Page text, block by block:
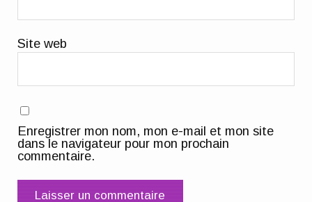
Site web
Enregistrer mon nom, mon e-mail et mon site
dans le navigateur pour mon prochain
commentaire.